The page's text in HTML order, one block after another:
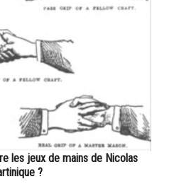
les jeux de mains de Nicolas
?